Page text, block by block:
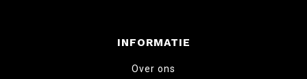
INFORMATIE
Over ons